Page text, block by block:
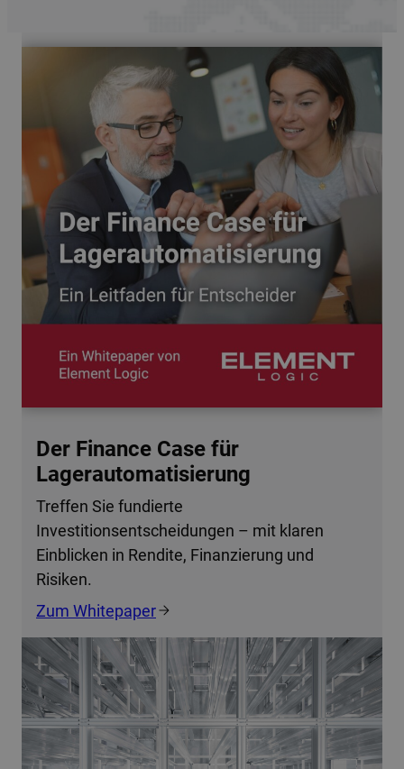
Der Finance Case für
Lagerautomatisierung
Treffen Sie fundierte
Investitionsentscheidungen – mit klaren
Einblicken in Rendite, Finanzierung und
Risiken.
Zum Whitepaper